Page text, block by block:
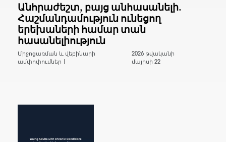
Անհրաժեշտ, բայց անհասանելի.
Հաշմանդամություն ունեցող
երեխաների համար տան
հասանելիություն
Միջոցառման և վեբինարի
ամփոփումներ |
2026 թվականի
մայիսի 22